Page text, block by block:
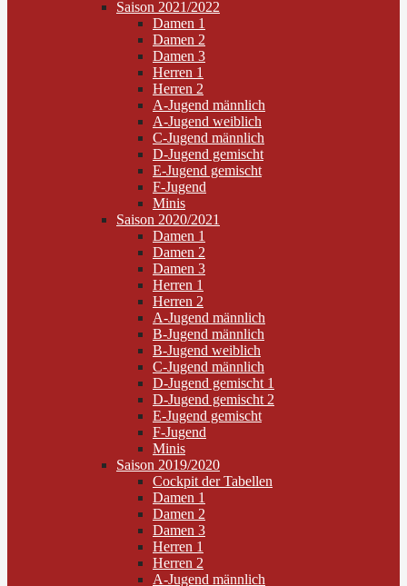
Saison 2021/2022
Damen 1
Damen 2
Damen 3
Herren 1
Herren 2
A-Jugend männlich
A-Jugend weiblich
C-Jugend männlich
D-Jugend gemischt
E-Jugend gemischt
F-Jugend
Minis
Saison 2020/2021
Damen 1
Damen 2
Damen 3
Herren 1
Herren 2
A-Jugend männlich
B-Jugend männlich
B-Jugend weiblich
C-Jugend männlich
D-Jugend gemischt 1
D-Jugend gemischt 2
E-Jugend gemischt
F-Jugend
Minis
Saison 2019/2020
Cockpit der Tabellen
Damen 1
Damen 2
Damen 3
Herren 1
Herren 2
A-Jugend männlich